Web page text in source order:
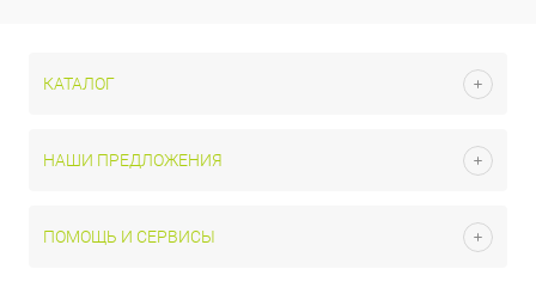
КАТАЛОГ
НАШИ ПРЕДЛОЖЕНИЯ
ПОМОЩЬ И СЕРВИСЫ